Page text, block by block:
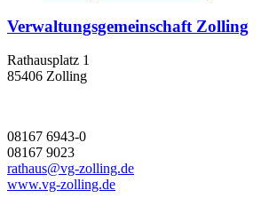
Verwaltungsgemeinschaft Zolling
Rathausplatz 1
85406 Zolling
08167 6943-0
08167 9023
rathaus@vg-zolling.de
www.vg-zolling.de